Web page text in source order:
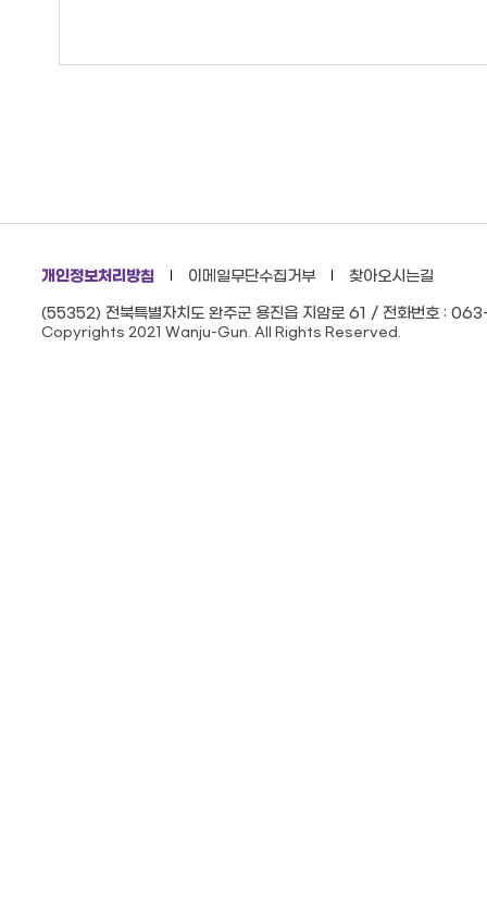
개인정보처리방침 이메일무단수집거부
찾아오시는길
(55352) 전북특별자치도 완주군 용진읍 지암로 61 / 전화번호 :
Copyrights 2021 Wanju-Gun. All Rights Reserved.